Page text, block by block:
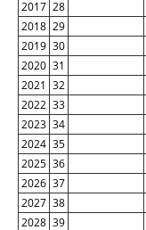
2017 28
2018 29
2019 30
2020 31
2021 32
2022 33
2023 34
2024 35
2025 36
2026 37
2027 38
2028 39